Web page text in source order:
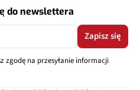
do newslettera
Zapisz się
zgodę na przesyłanie informacji